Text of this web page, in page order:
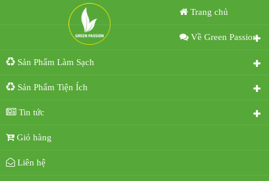
Trang chủ
Về Green Passion
Sản Phẩm Làm Sạch
Sản Phẩm Tiện Ích
Tin tức
Giỏ hàng
Liên hệ